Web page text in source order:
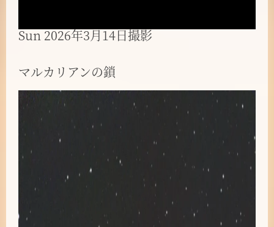
Sun 2026年3月14日撮影
マルカリアンの鎖